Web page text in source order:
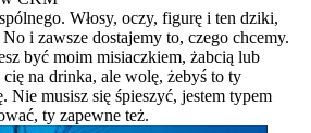
Włosy, oczy, figurę i ten dziki,
i zawsze dostajemy to, czego chcemy.
być moim misiaczkiem, żabcią lub
na drinka, ale wolę, żebyś to ty
Nie musisz się śpieszyć, jestem typem
ty zapewne też.